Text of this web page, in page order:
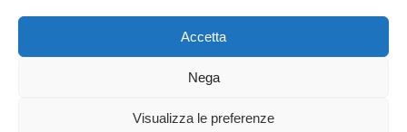
Accetta
Nega
Visualizza le preferenze
Nessun archivio da mostrare.
Categorie
Nessuna categoria